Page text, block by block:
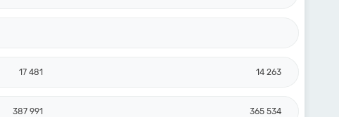
17 481 14 263
387 991 365 534